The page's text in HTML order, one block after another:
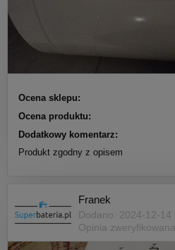
Ocena sklepu:
Ocena produktu:
Dodatkowy komentarz:
Produkt zgodny z opisem
Franek
Dodano: 2024-12-14
Opinia zweryfikowana